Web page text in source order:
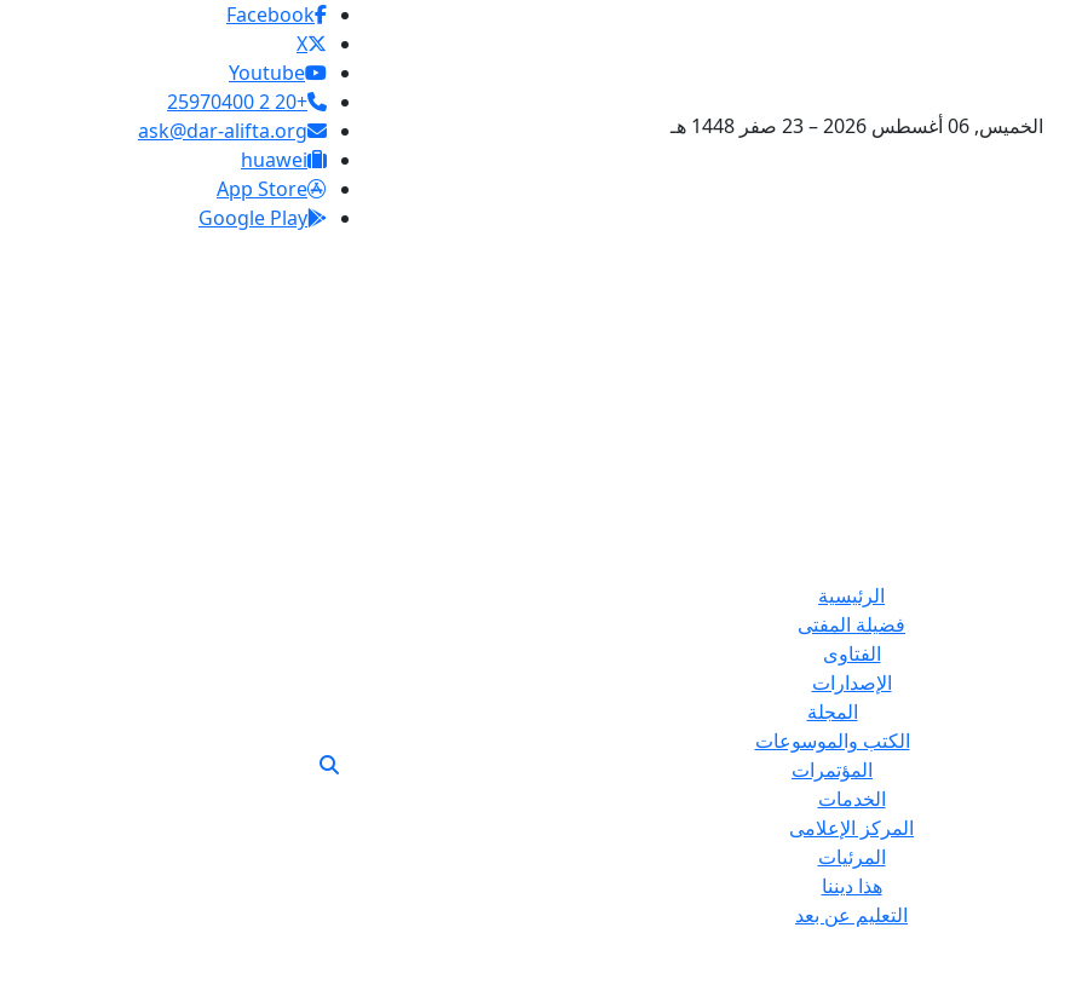
الخميس, 06 أغسطس 2026 – 23 صفر 1448 هـ
Facebook
X
Youtube
+20 2 25970400
ask@dar-alifta.org
huawei
App Store
Google Play
الرئيسية
فضيلة المفتى
الفتاوى
الإصدارات
المجلة
الكتب والموسوعات
المؤتمرات
الخدمات
المركز الإعلامى
المرئيات
هذا ديننا
التعليم عن بعد